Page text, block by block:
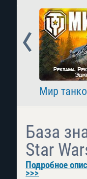
Мир
Prev
База
Star
Подробное
>>>